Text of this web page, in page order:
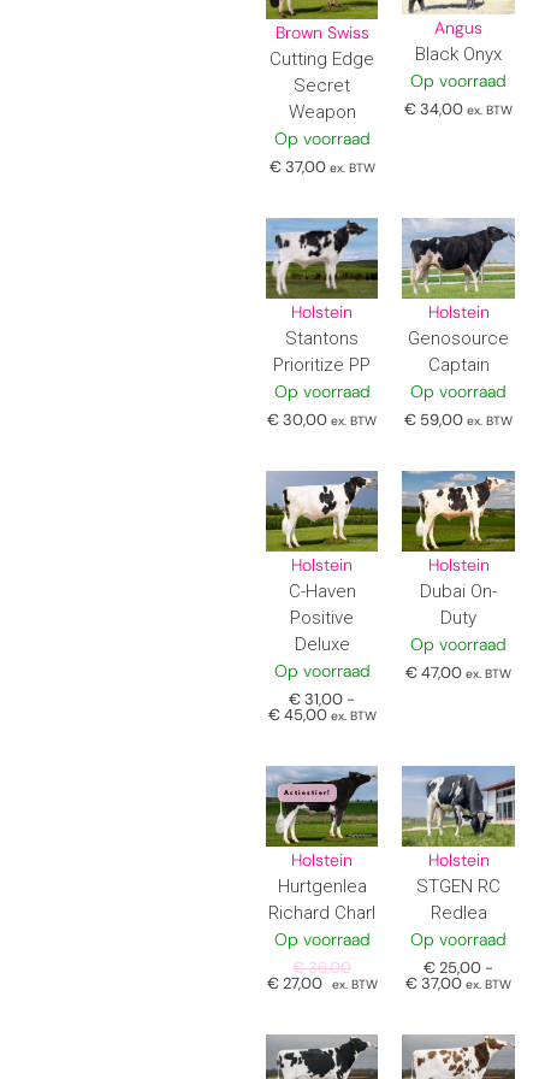
Brown Swiss
Cutting Edge
Secret
Weapon
Op voorraad
€37,00 ex. BTW
Angus
Black Onyx
Op voorraad
€34,00 ex. BTW
Holstein
Stantons
Prioritize PP
Op voorraad
€30,00 ex. BTW
Holstein
Genosource
Captain
Op voorraad
€ 59,00 ex. BTW
Holstein
C-Haven
Positive
Deluxe
Op voorraad
€31,00 -
€45,00 ex. BTW
Holstein
Dubai On-
Duty
Op voorraad
€47,00 ex. BTW
Actiestier!
Holstein
Hurtgenlea
Richard Charl
Op voorraad
€36,00
€27,00 ex. BTW
Holstein
STGEN RC
Redlea
Op voorraad
€25,00 -
€37,00 ex. BTW